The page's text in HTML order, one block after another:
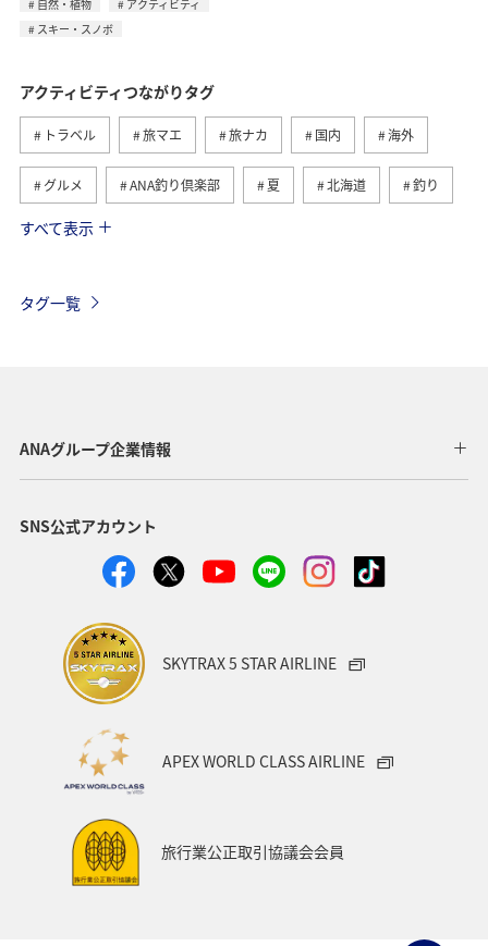
自然・植物
アクティビティ
スキー・スノボ
アクティビティつながりタグ
トラベル 旅マエ 旅ナカ 国内 海外
グルメ ANA釣り倶楽部 夏 北海道 釣り
アメリカ
アメリカ・カナダ・中南米 イタリア
関東・甲信越地方
海 メキシコ 四国地方
歴史・文化・芸術
マイルを貯める
世界遺産
中国地方 徳島県
スイス インドネシア
大阪府 オセアニア
すべて表示
タグ一覧
ANAグループ企業情報
SNS公式アカウント
SKYTRAX 5 STAR AIRLINE
APEX WORLD CLASS AIRLINE
旅行業公正取引協議会会員